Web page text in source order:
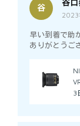
谷
谷口
2023
早い到着で助
ありがとうご
3